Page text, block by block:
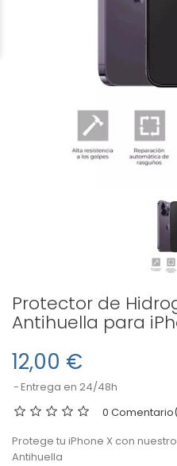
Protector de
Antihuella para
12,00 €
Entrega en 24/48h
0
Protege tu iPhone X con
Antihuella